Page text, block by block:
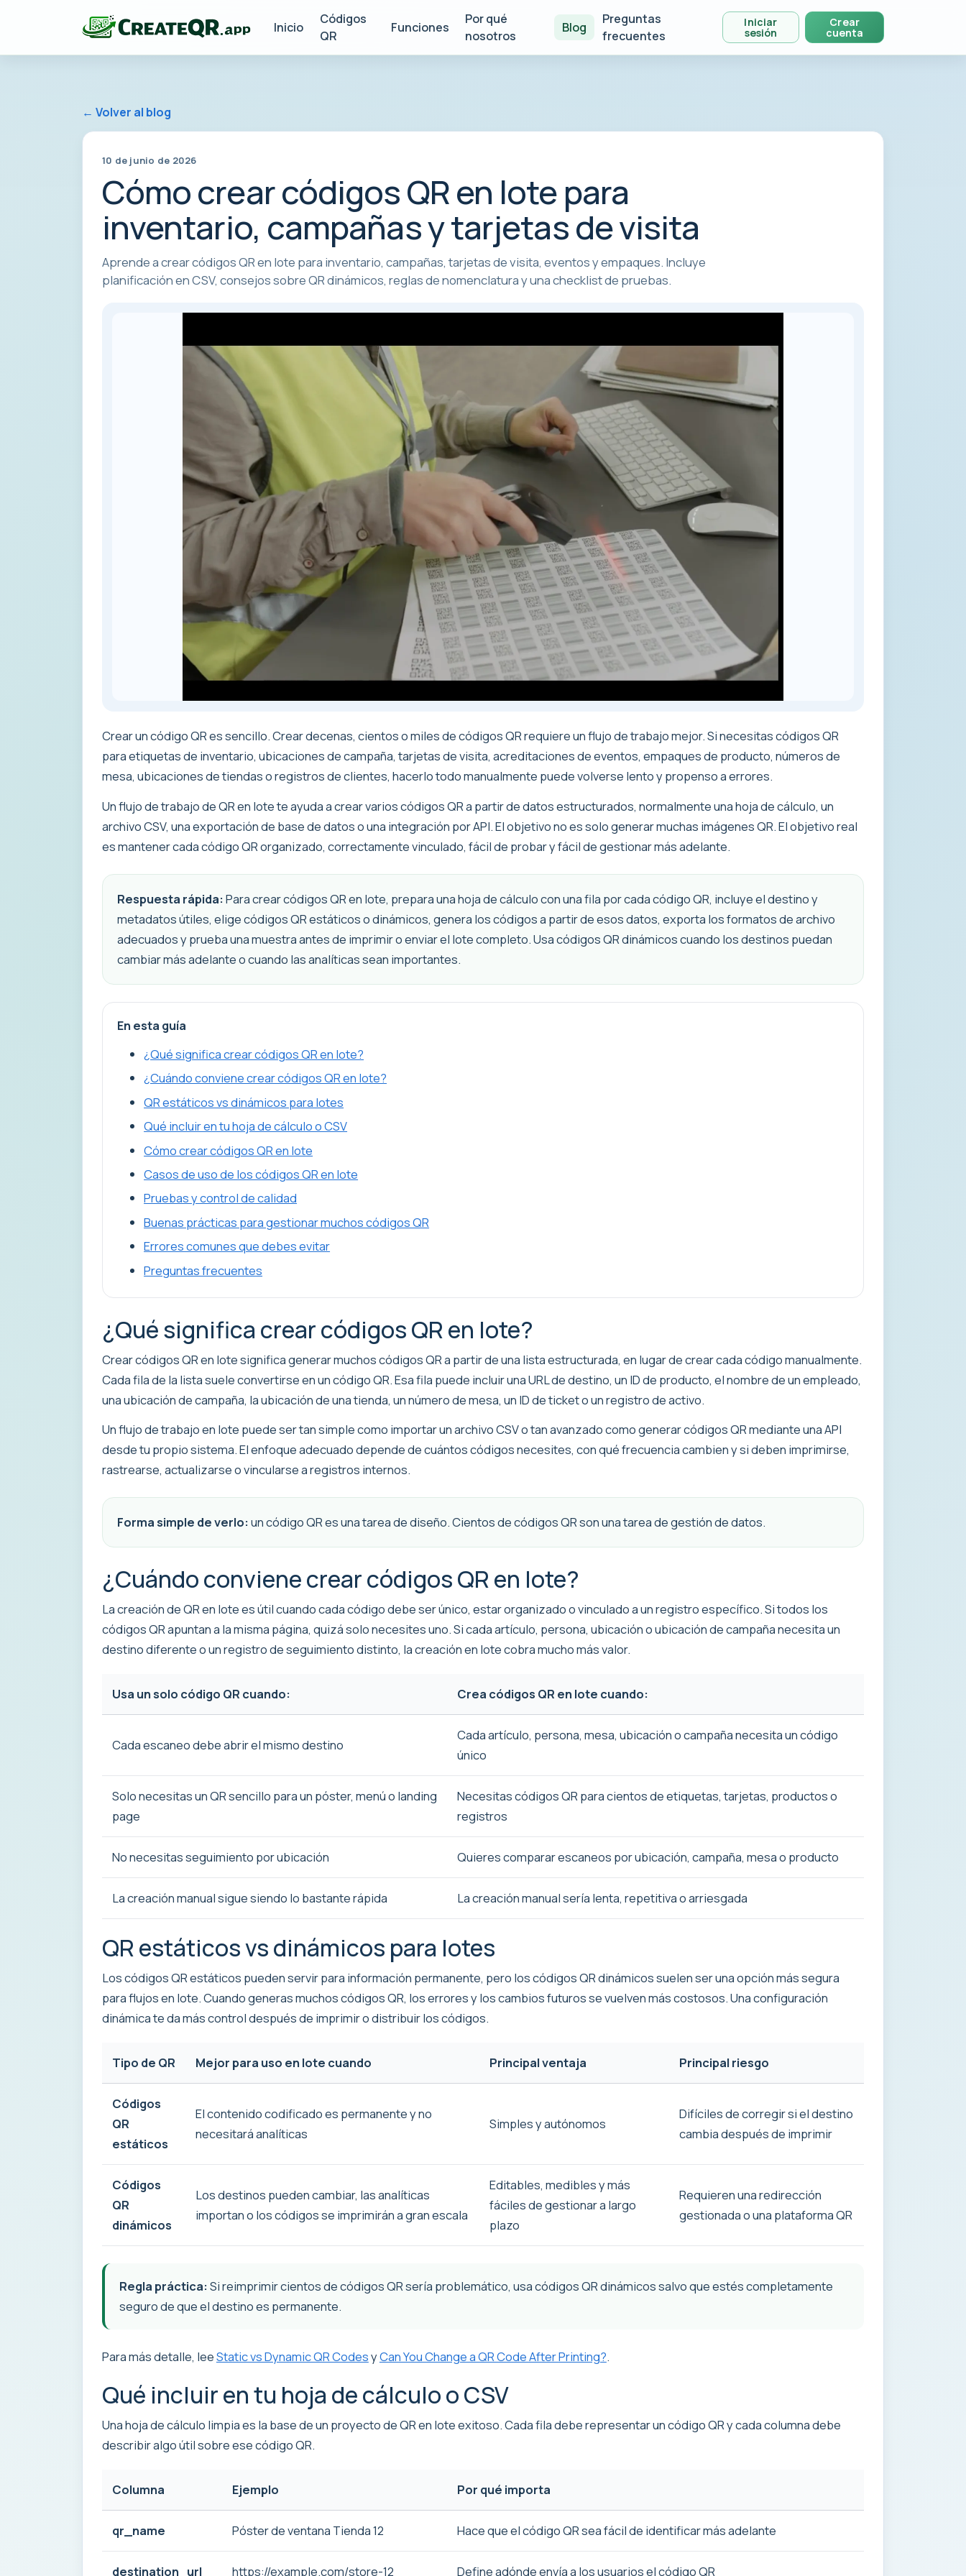
Inicio
Códigos
QR
Funciones
Por qué
nosotros
Blog
Preguntas
frecuentes
Iniciar
sesión
Crear
cuenta
← Volver al blog
10 de junio de 2026
Cómo crear códigos QR en lote para
inventario, campañas y tarjetas de visita
Aprende a crear códigos QR en lote para inventario, campañas, tarjetas de visita, eventos y empaques. Incluye
planificación en CSV, consejos sobre QR dinámicos, reglas de nomenclatura y una checklist de pruebas.
Crear un código QR es sencillo. Crear decenas, cientos o miles de códigos QR requiere un flujo de trabajo mejor. Si necesitas códigos QR
para etiquetas de inventario, ubicaciones de campaña, tarjetas de visita, acreditaciones de eventos, empaques de producto, números de
mesa, ubicaciones de tiendas o registros de clientes, hacerlo todo manualmente puede volverse lento y propenso a errores.
Un flujo de trabajo de QR en lote te ayuda a crear varios códigos QR a partir de datos estructurados, normalmente una hoja de cálculo, un
archivo CSV, una exportación de base de datos o una integración por API. El objetivo no es solo generar muchas imágenes QR. El objetivo real
es mantener cada código QR organizado, correctamente vinculado, fácil de probar y fácil de gestionar más adelante.
Respuesta rápida: Para crear códigos QR en lote, prepara una hoja de cálculo con una fila por cada código QR, incluye el destino y
metadatos útiles, elige códigos QR estáticos o dinámicos, genera los códigos a partir de esos datos, exporta los formatos de archivo
adecuados y prueba una muestra antes de imprimir o enviar el lote completo. Usa códigos QR dinámicos cuando los destinos puedan
cambiar más adelante o cuando las analíticas sean importantes.
En esta guía
¿Qué significa crear códigos QR en lote?
¿Cuándo conviene crear códigos QR en lote?
QR estáticos vs dinámicos para lotes
Qué incluir en tu hoja de cálculo o CSV
Cómo crear códigos QR en lote
Casos de uso de los códigos QR en lote
Pruebas y control de calidad
Buenas prácticas para gestionar muchos códigos QR
Errores comunes que debes evitar
Preguntas frecuentes
¿Qué significa crear códigos QR en lote?
Crear códigos QR en lote significa generar muchos códigos QR a partir de una lista estructurada, en lugar de crear cada código manualmente.
Cada fila de la lista suele convertirse en un código QR. Esa fila puede incluir una URL de destino, un ID de producto, el nombre de un empleado,
una ubicación de campaña, la ubicación de una tienda, un número de mesa, un ID de ticket o un registro de activo.
Un flujo de trabajo en lote puede ser tan simple como importar un archivo CSV o tan avanzado como generar códigos QR mediante una API
desde tu propio sistema. El enfoque adecuado depende de cuántos códigos necesites, con qué frecuencia cambien y si deben imprimirse,
rastrearse, actualizarse o vincularse a registros internos.
Forma simple de verlo: un código QR es una tarea de diseño. Cientos de códigos QR son una tarea de gestión de datos.
¿Cuándo conviene crear códigos QR en lote?
La creación de QR en lote es útil cuando cada código debe ser único, estar organizado o vinculado a un registro específico. Si todos los
códigos QR apuntan a la misma página, quizá solo necesites uno. Si cada artículo, persona, ubicación o ubicación de campaña necesita un
destino diferente o un registro de seguimiento distinto, la creación en lote cobra mucho más valor.
Usa un solo código QR cuando: Crea códigos QR en lote cuando:
Cada escaneo debe abrir el mismo destino
Cada artículo, persona, mesa, ubicación o campaña necesita un código
único
Solo necesitas un QR sencillo para un póster, menú o landing
page
Necesitas códigos QR para cientos de etiquetas, tarjetas, productos o
registros
No necesitas seguimiento por ubicación Quieres comparar escaneos por ubicación, campaña, mesa o producto
La creación manual sigue siendo lo bastante rápida La creación manual sería lenta, repetitiva o arriesgada
QR estáticos vs dinámicos para lotes
Los códigos QR estáticos pueden servir para información permanente, pero los códigos QR dinámicos suelen ser una opción más segura
para flujos en lote. Cuando generas muchos códigos QR, los errores y los cambios futuros se vuelven más costosos. Una configuración
dinámica te da más control después de imprimir o distribuir los códigos.
Tipo de QR Mejor para uso en lote cuando Principal ventaja Principal riesgo
Códigos
QR
estáticos
El contenido codificado es permanente y no
necesitará analíticas
Simples y autónomos
Difíciles de corregir si el destino
cambia después de imprimir
Códigos
QR
dinámicos
Los destinos pueden cambiar, las analíticas
importan o los códigos se imprimirán a gran escala
Editables, medibles y más
fáciles de gestionar a largo
plazo
Requieren una redirección
gestionada o una plataforma QR
Regla práctica: Si reimprimir cientos de códigos QR sería problemático, usa códigos QR dinámicos salvo que estés completamente
seguro de que el destino es permanente.
Para más detalle, leeStatic vs Dynamic QR CodesyCan You Change a QR Code After Printing?.
Qué incluir en tu hoja de cálculo o CSV
Una hoja de cálculo limpia es la base de un proyecto de QR en lote exitoso. Cada fila debe representar un código QR y cada columna debe
describir algo útil sobre ese código QR.
Columna Ejemplo Por qué importa
qr_name Póster de ventana Tienda 12 Hace que el código QR sea fácil de identificar más adelante
destination_url https://example.com/store-12 Define adónde envía a los usuarios el código QR